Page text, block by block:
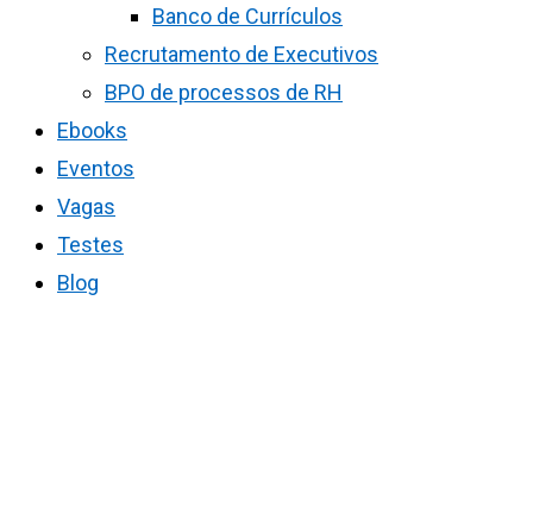
Banco de Currículos
Recrutamento de Executivos
BPO de processos de RH
Ebooks
Eventos
Vagas
Testes
Blog